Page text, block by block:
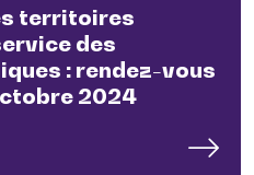
territoires
des
: rendez-vous
2024